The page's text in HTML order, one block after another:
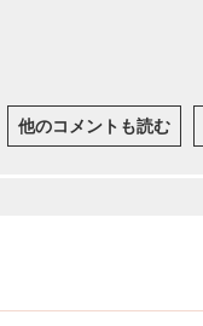
他のコメントも読む